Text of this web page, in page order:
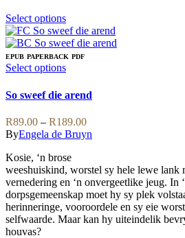
Select optionsThis
product
has
multiple
variants.
options
may
be
chosen
on
the
product
page
EPUB PAPERBACK PDF
Select optionsThis
has
multiple
variants.
The
options
may
be
chosen
on
the
product
So sweef die arend
R89.00 – R189.00Price
range:
R189.00
ByEngela de Bruyn
Kosie, ‘n brose
weeshuiskind, worstel sy hele lewe lank
vernedering en ‘n onvergeetlike jeug. In
dorpsgemeenskap moet hy sy plek
herinneringe, vooroordele en sy eie
selfwaarde. Maar kan hy uiteindelik
houvas?